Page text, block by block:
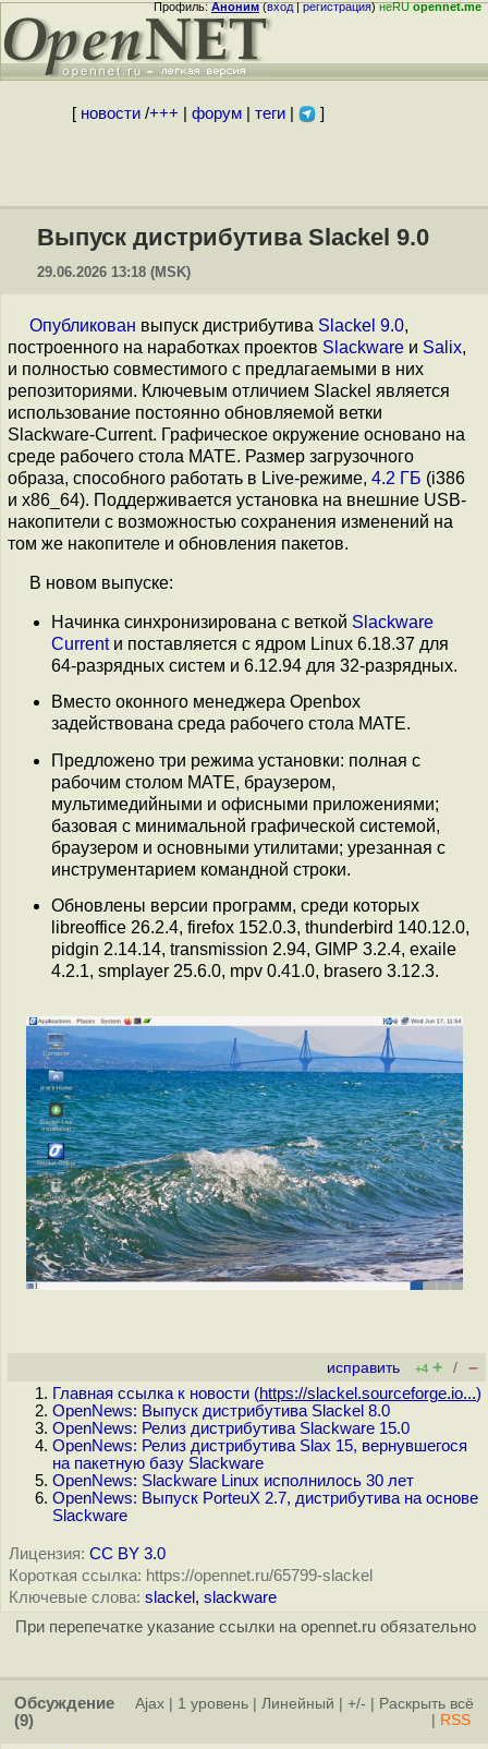
Профиль:Аноним(вход|регистрация)неRUopennet.me
[ новости/+++ форум| теги| ]
Выпуск дистрибутива Slackel 9.0
29.06.2026 13:18 (MSK)
Опубликован выпуск дистрибутива Slackel 9.0,
построенного на наработках проектов Slackware и Salix,
и полностью совместимого с предлагаемыми в них
репозиториями. Ключевым отличием Slackel является
использование постоянно обновляемой ветки
Slackware-Current. Графическое окружение основано на
среде рабочего стола MATE. Размер загрузочного
образа, способного работать в Live-режиме, 4.2 ГБ (i386
и x86_64). Поддерживается установка на внешние USB-
накопители с возможностью сохранения изменений на
том же накопителе и обновления пакетов.
В новом выпуске:
Начинка синхронизирована с веткой Slackware
Currentи поставляется с ядром Linux 6.18.37 для
64-разрядных систем и 6.12.94 для 32-разрядных.
Вместо оконного менеджера Openbox
задействована среда рабочего стола MATE.
Предложено три режима установки: полная с
рабочим столом MATE, браузером,
мультимедийными и офисными приложениями;
базовая с минимальной графической системой,
браузером и основными утилитами; урезанная с
инструментарием командной строки.
Обновлены версии программ, среди которых
libreoffice 26.2.4, firefox 152.0.3, thunderbird 140.12.0,
pidgin 2.14.14, transmission 2.94, GIMP 3.2.4, exaile
4.2.1, smplayer 25.6.0, mpv 0.41.0, brasero 3.12.3.
исправить +4 + / –
Главная ссылка к новости (https://slackel.sourceforge.io...)
OpenNews: Выпуск дистрибутива Slackel 8.0
OpenNews: Релиз дистрибутива Slackware 15.0
OpenNews: Релиз дистрибутива Slax 15, вернувшегося
на пакетную базу Slackware
OpenNews: Slackware Linux исполнилось 30 лет
OpenNews: Выпуск PorteuX 2.7, дистрибутива на основе
Slackware
Лицензия: CC BY 3.0
Короткая ссылка: https://opennet.ru/65799-slackel
Ключевые слова: slackel , slackware
При перепечатке указание ссылки на opennet.ru обязательно
Обсуждение
(9)
Ajax 1 уровень Линейный +/-
Раскрыть всё
RSS